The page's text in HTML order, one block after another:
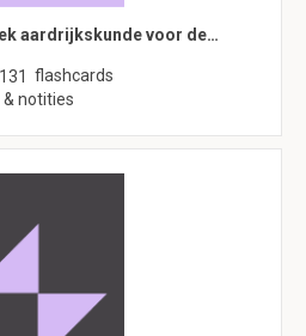
aardrijkskunde voor de…
flashcards
& notities